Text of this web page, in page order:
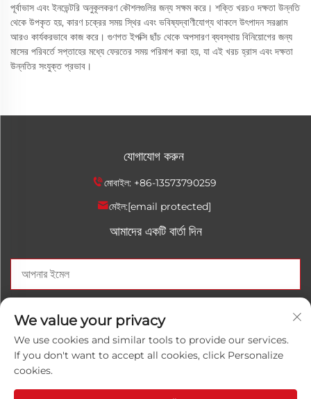
পূর্বাভাস এবং ইনভেন্টরি অনুকূলকরণ কৌশলগুলির জন্য সক্ষম করে। শক্তি খরচও দক্ষতা উন্নতি
থেকে উপকৃত হয়, কারণ চক্রের সময় স্থির এবং ভবিষ্যদ্বাণীযোগ্য থাকলে উৎপাদন সরঞ্জাম
আরও কার্যকরভাবে কাজ করে। গুণগত ইপক্সি ছাঁচ থেকে অপসারণ ব্যবস্থায় বিনিয়োগের জন্য
মাসের পরিবর্তে সপ্তাহের মধ্যে ফেরতের সময় পরিমাপ করা হয়, যা এই খরচ হ্রাস এবং দক্ষতা
উন্নতির সংযুক্ত প্রভাব।
যোগাযোগ করুন
মোবাইল: +86-13573790259
মেইল:[email protected]
আমাদের একটি বার্তা দিন
এখন পাঠান
গোপনীয়তা নীতি
We value your privacy
We use cookies and similar tools to provide our services.
If you don't want to accept all cookies, click Personalize
cookies.